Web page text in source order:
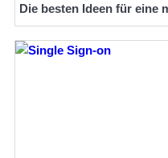
Die besten Ideen für eine